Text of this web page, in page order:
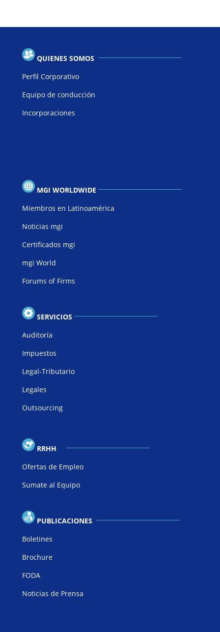
QUIENES SOMOS
Perfil Corporativo
Equipo de conducción
Incorporaciones
MGI WORLDWIDE
Miembros en Latinoamérica
Noticias mgi
Certificados mgi
mgi World
Forums of Firms
SERVICIOS
Auditoría
Impuestos
Legal-Tributario
Legales
Outsourcing
RRHH
Ofertas de Empleo
Sumate al Equipo
PUBLICACIONES
Boletines
Brochure
FODA
Noticias de Prensa